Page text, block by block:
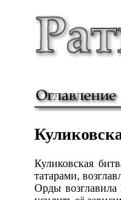
Кулико
Куликовская би
татарами,
Орды